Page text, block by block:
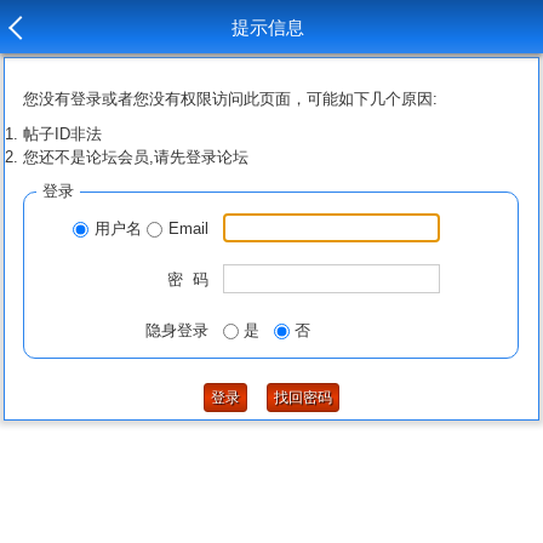
提示信息
您没有登录或者您没有权限访问此页面，可能如下几个原因:
帖子ID非法
您还不是论坛会员,请先登录论坛
登录
用户名 Email
密 码
隐身登录 是 否